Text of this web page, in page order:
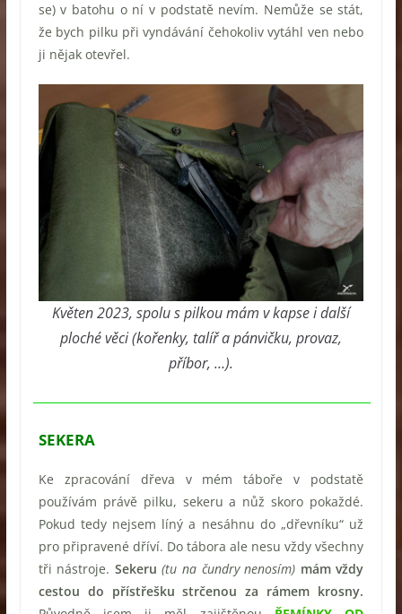
se) v batohu o ní v podstatě nevím. Nemůže se stát,
že bych pilku při vyndávání čehokoliv vytáhl ven nebo
ji nějak otevřel.
Květen 2023, spolu s pilkou mám v kapse i další
ploché věci (kořenky, talíř a pánvičku, provaz,
příbor, …).
SEKERA
Ke zpracování dřeva v mém táboře v podstatě
používám právě pilku, sekeru a nůž skoro pokaždé.
Pokud tedy nejsem líný a nesáhnu do „dřevníku“ už
pro připravené dříví. Do tábora ale nesu vždy všechny
tři nástroje. Sekeru (tu na čundry nenosím) mám vždy
cestou do přístřešku strčenou za rámem krosny.